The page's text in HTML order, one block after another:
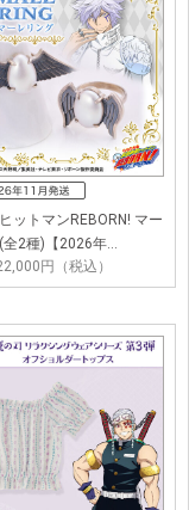
ットマンREBORN! マー
全2種)【2026年…
円（税込）